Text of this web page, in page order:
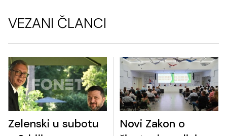
VEZANI ČLANCI
Zelenski u subotu
Novi Zakon o